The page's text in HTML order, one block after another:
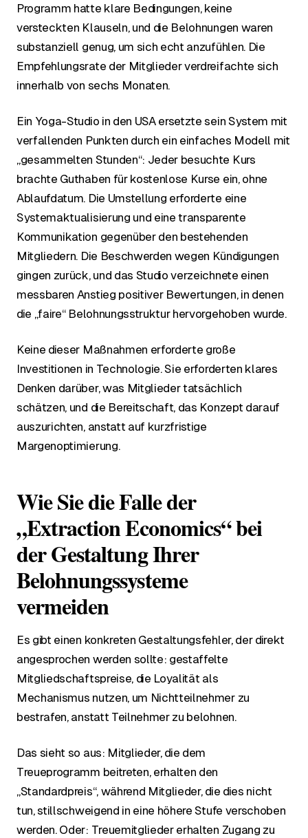
Programm hatte klare Bedingungen, keine
versteckten Klauseln, und die Belohnungen waren
substanziell genug, um sich echt anzufühlen. Die
Empfehlungsrate der Mitglieder verdreifachte sich
innerhalb von sechs Monaten.
Ein Yoga-Studio in den USA ersetzte sein System mit
verfallenden Punkten durch ein einfaches Modell mit
„gesammelten Stunden“: Jeder besuchte Kurs
brachte Guthaben für kostenlose Kurse ein, ohne
Ablaufdatum. Die Umstellung erforderte eine
Systemaktualisierung und eine transparente
Kommunikation gegenüber den bestehenden
Mitgliedern. Die Beschwerden wegen Kündigungen
gingen zurück, und das Studio verzeichnete einen
messbaren Anstieg positiver Bewertungen, in denen
die „faire“ Belohnungsstruktur hervorgehoben wurde.
Keine dieser Maßnahmen erforderte große
Investitionen in Technologie. Sie erforderten klares
Denken darüber, was Mitglieder tatsächlich
schätzen, und die Bereitschaft, das Konzept darauf
auszurichten, anstatt auf kurzfristige
Margenoptimierung.
Wie Sie die Falle der
„Extraction Economics“ bei
der Gestaltung Ihrer
Belohnungssysteme
vermeiden
Es gibt einen konkreten Gestaltungsfehler, der direkt
angesprochen werden sollte: gestaffelte
Mitgliedschaftspreise, die Loyalität als
Mechanismus nutzen, um Nichtteilnehmer zu
bestrafen, anstatt Teilnehmer zu belohnen.
Das sieht so aus: Mitglieder, die dem
Treueprogramm beitreten, erhalten den
„Standardpreis“, während Mitglieder, die dies nicht
tun, stillschweigend in eine höhere Stufe verschoben
werden. Oder: Treuemitglieder erhalten Zugang zu